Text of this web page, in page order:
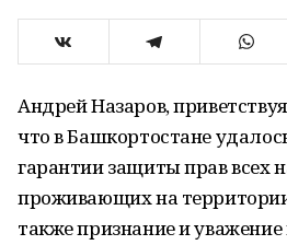
Андрей Назаров,
что в Башкортостане
гарантии защиты прав всех
проживающих на
также признание и